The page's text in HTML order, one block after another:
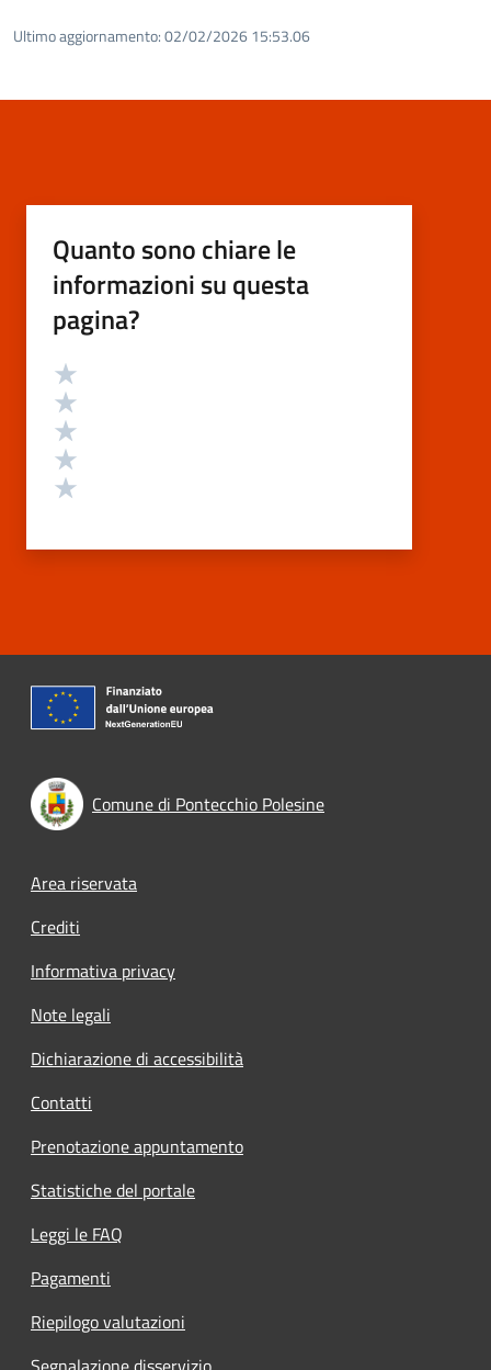
Ultimo aggiornamento:02/02/2026 15:53.06
Quanto sono chiare le
informazioni su questa
pagina?
Valutazione
Comune di Pontecchio Polesine
Footer menu
Area riservata
Crediti
Informativa privacy
Note legali
Dichiarazione di accessibilità
Contatti
Prenotazione appuntamento
Statistiche del portale
Leggi le FAQ
Pagamenti
Riepilogo valutazioni